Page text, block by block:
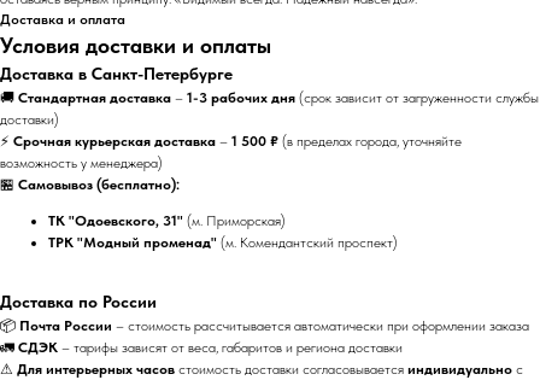
Доставка и оплата
Условия доставки и оплаты
Доставка в Санкт-Петербурге
🚚 Стандартная доставка – 1-3 рабочих дня (срок зависит от загруженности службы
доставки)
⚡ Срочная курьерская доставка – 1 500 ₽ (в пределах города, уточняйте
возможность у менеджера)
🏪 Самовывоз (бесплатно):
ТК "Одоевского, 31" (м. Приморская)
ТРК "Модный променад" (м. Комендантский проспект)
Доставка по России
📦 Почта России – стоимость рассчитывается автоматически при оформлении заказа
🚛 СДЭК – тарифы зависят от веса, габаритов и региона доставки
⚠ Для интерьерных часов стоимость доставки согласовывается индивидуально с